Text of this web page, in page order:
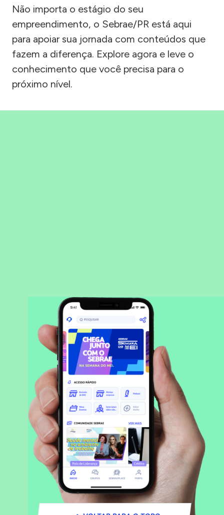
Não importa o estágio do seu
empreendimento, o Sebrae/PR está aqui
para apoiar sua jornada com conteúdos que
fazem a diferença. Explore agora e leve o
conhecimento que você precisa para o
próximo nível.